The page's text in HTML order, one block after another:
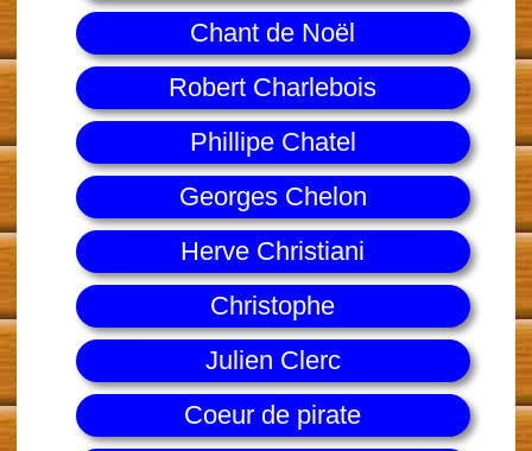
Chant de Noël
Robert Charlebois
Phillipe Chatel
Georges Chelon
Herve Christiani
Christophe
Julien Clerc
Coeur de pirate